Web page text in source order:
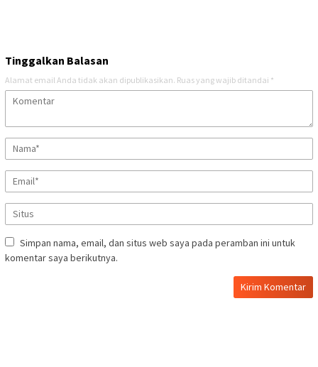
Tinggalkan Balasan
Alamat email Anda tidak akan dipublikasikan. Ruas yang wajib ditandai *
Simpan nama, email, dan situs web saya pada peramban ini untuk
komentar saya berikutnya.